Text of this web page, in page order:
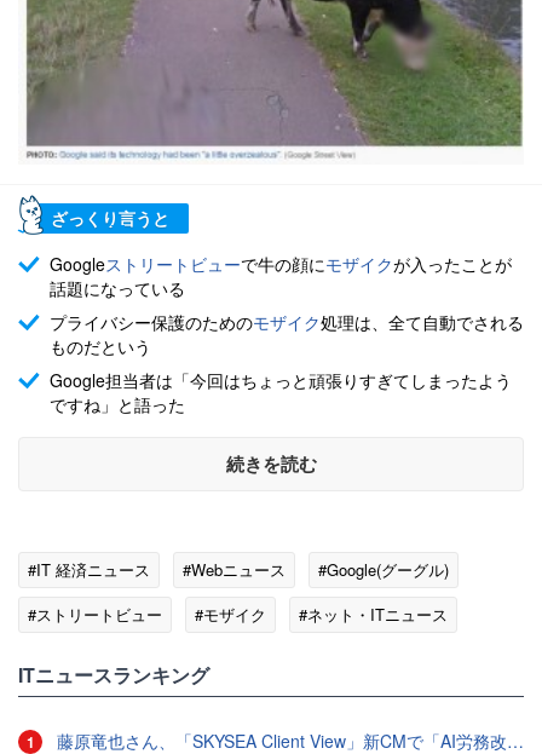
ざっくり言うと
Googleストリートビューで牛の顔にモザイクが入ったことが
話題になっている
プライバシー保護のためのモザイク処理は、全て自動でされる
ものだという
Google担当者は「今回はちょっと頑張りすぎてしまったよう
ですね」と語った
続きを読む
#IT 経済ニュース #Webニュース
#Google(グーグル)
#ストリートビュー
#モザイク #ネット・ITニュース
ITニュースランキング
1 藤原竜也さん、「SKYSEA Client View」新CMで「AI労務改善」をアピール 働き方をAIが分析したら「すぐに休んで」と言われる？